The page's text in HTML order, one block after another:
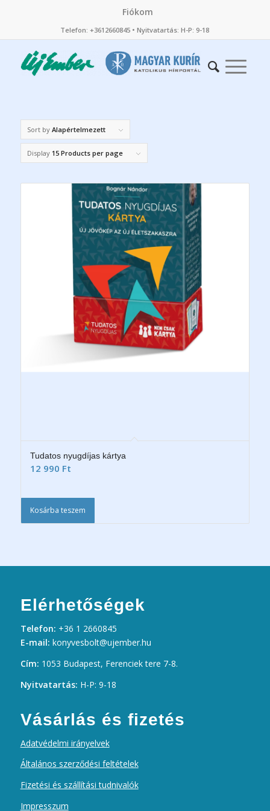
Fiókom
Telefon: +3612660845 • Nyitvatartás: H-P: 9-18
Sort by Alapértelmezett
Display 15 Products per page
Tudatos nyugdíjas kártya
12 990 Ft
Kosárba teszem
Elérhetőségek
Telefon: +36 1 2660845
E-mail: konyvesbolt@ujember.hu
Cím: 1053 Budapest, Ferenciek tere 7-8.
Nyitvatartás: H-P: 9-18
Vásárlás és fizetés
Adatvédelmi irányelvek
Általános szerződési feltételek
Fizetési és szállítási tudnivalók
Impresszum